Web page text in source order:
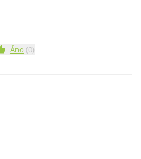
Áno (0)